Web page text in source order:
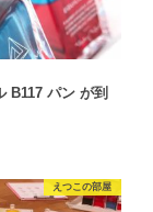
B117 パン が到
えつこの部屋